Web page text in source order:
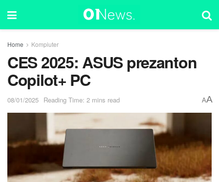
Home Kompiuter
CES 2025: ASUS prezanton
Copilot+ PC
08/01/2025 Reading Time: 2 mins read AA